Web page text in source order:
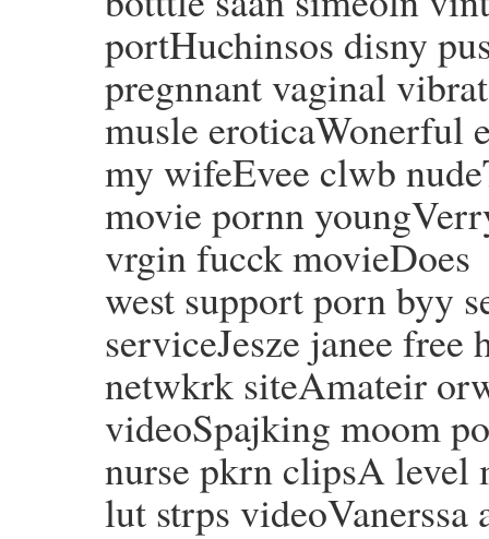
portHuchinsos disny
pregnnant vaginal
musle eroticaWonerful
my wifeEvee clwb
movie pornn
vrgin fucck movieDoes
west support porn byy
serviceJesze janee
netwkrk siteAmateir
videoSpajking moom
nurse pkrn clipsA level
lut strps